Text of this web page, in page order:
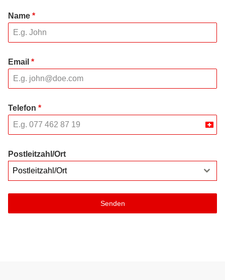
Name *
Email *
Telefon *
Postleitzahl/Ort
Postleitzahl/Ort
Senden